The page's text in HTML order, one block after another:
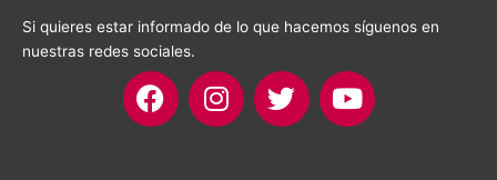
Si quieres estar informado de lo que hacemos síguenos en
nuestras redes sociales.
F
a
I
n
T
w
Y
o